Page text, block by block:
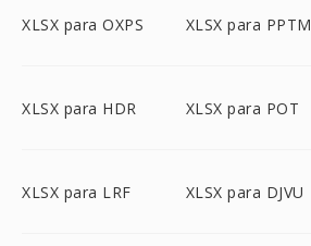
XLSX para OXPS XLSX para PPTM
XLSX para HDR XLSX para POT
XLSX para LRF XLSX para DJVU